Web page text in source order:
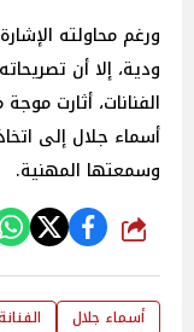
ورغم محاولته
ودية، إلا أن
الفنانات، أثارت
أسماء جلال إلى
وسمعتها المهنية.
شارك
أسماء جلال